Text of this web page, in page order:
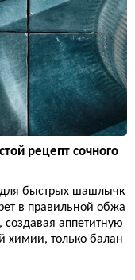
рецепт сочного
быстрых шашлычк
в правильной обжа
создавая аппетитную
химии, только балан